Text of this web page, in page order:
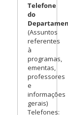
Telefone
do
(Assuntos
referentes
à
programas,
ementas,
professores
e
informações
gerais)
Telefones: